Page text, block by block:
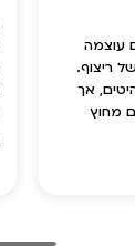
עוצמה
ריצוף.
אך
מחוץ